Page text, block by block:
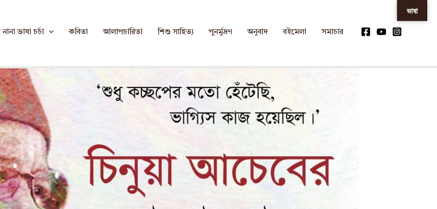
ভাষা চর্চা কবিতা আলাপচারিতা শিশু সাহিত্য পুনর্মুদ্রণ অনুবাদ বইমেলা সমাচার
ভাষা